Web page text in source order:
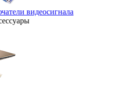
видеосигнала